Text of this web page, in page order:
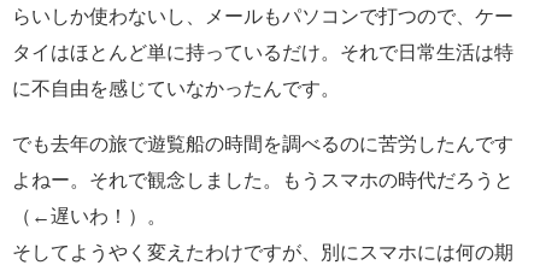
らいしか使わないし、メールもパソコンで打つので、ケー
タイはほとんど単に持っているだけ。それで日常生活は特
に不自由を感じていなかったんです。
でも去年の旅で遊覧船の時間を調べるのに苦労したんです
よねー。それで観念しました。もうスマホの時代だろうと
（←遅いわ！）。
そしてようやく変えたわけですが、別にスマホには何の期